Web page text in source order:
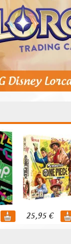
25,95 €